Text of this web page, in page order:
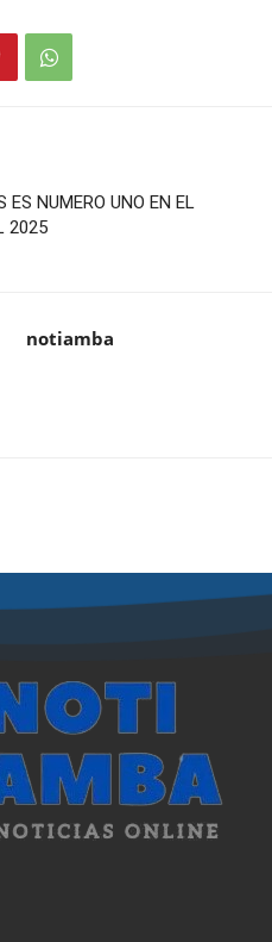
ES NUMERO UNO EN EL
2025
notiamba